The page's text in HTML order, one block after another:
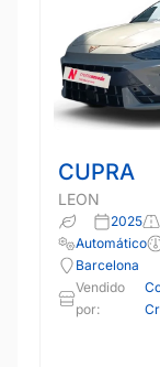
CUPRA
LEON
2025
Automático
Barcelona
Vendido
por: